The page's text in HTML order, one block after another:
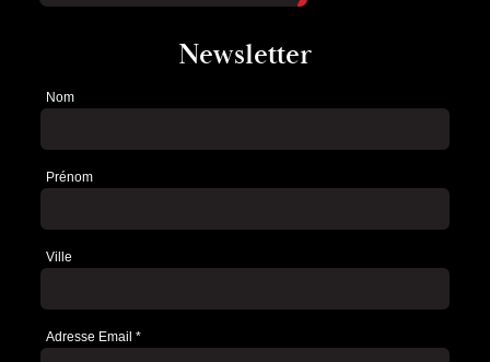
Newsletter
Newsletter
Nom
Prénom
Ville
Adresse Email *